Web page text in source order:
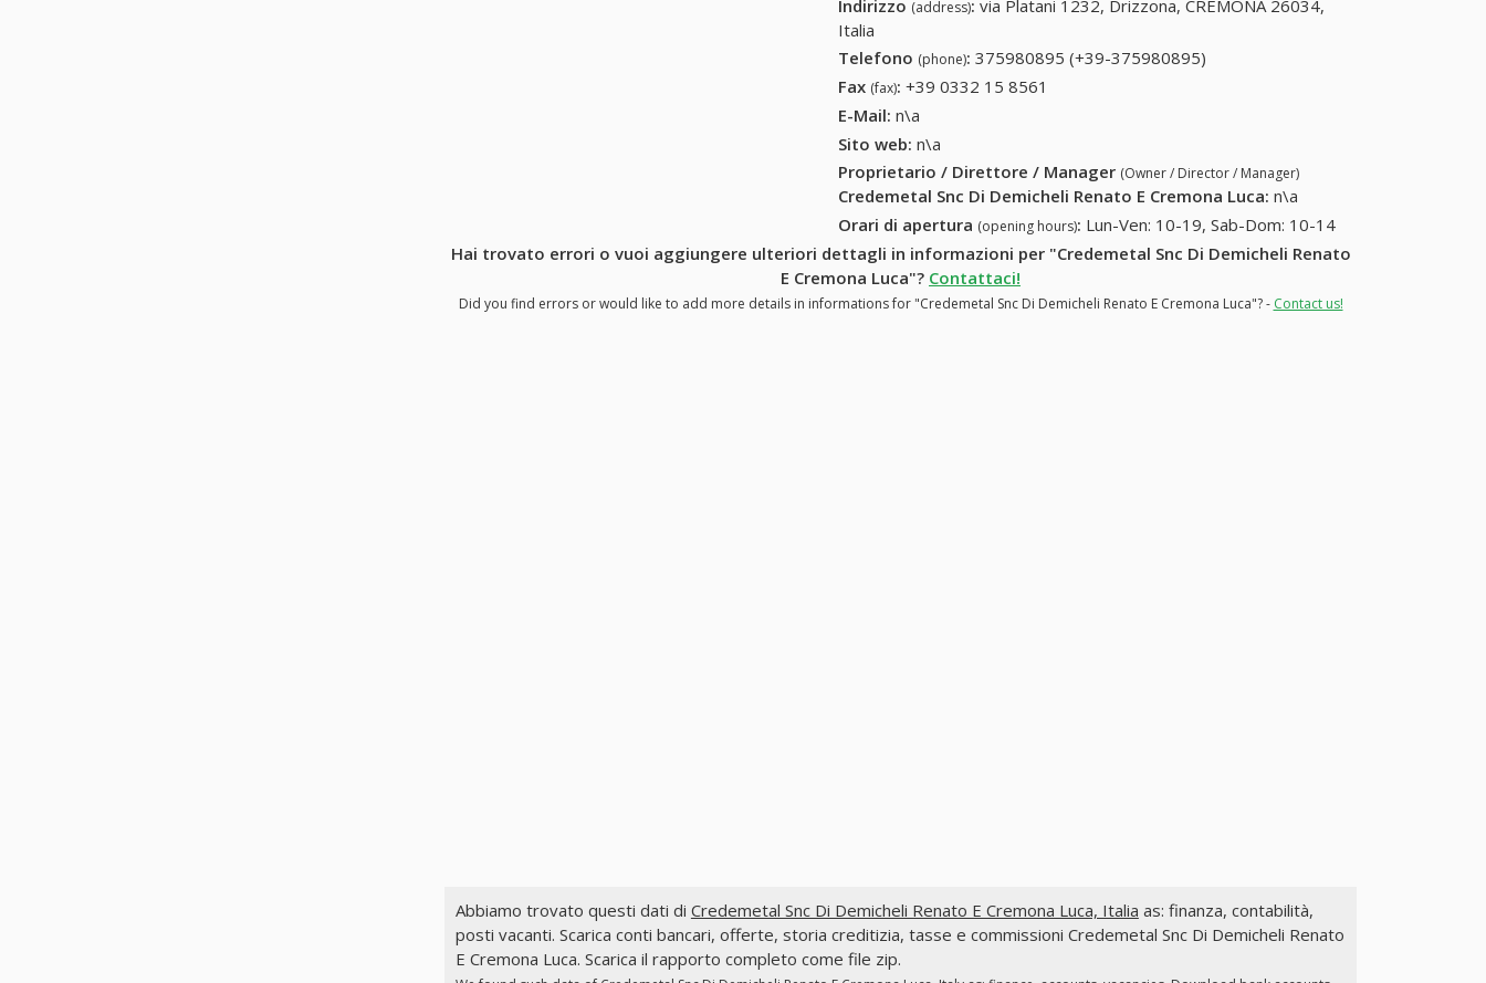
Indirizzo (address): via Platani 1232, Drizzona, CREMONA 26034,
Italia
Telefono (phone): 375980895 (+39-375980895)
Fax (fax): +39 0332 15 8561
E-Mail: n\a
Sito web: n\a
Proprietario / Direttore / Manager (Owner / Director / Manager)
Credemetal Snc Di Demicheli Renato E Cremona Luca: n\a
Orari di apertura (opening hours): Lun-Ven: 10-19, Sab-Dom: 10-14
Hai trovato errori o vuoi aggiungere ulteriori dettagli in informazioni per "Credemetal Snc Di Demicheli Renato
E Cremona Luca"? Contattaci!
Did you find errors or would like to add more details in informations for "Credemetal Snc Di Demicheli Renato E Cremona Luca"? - Contact us!
Abbiamo trovato questi dati di Credemetal Snc Di Demicheli Renato E Cremona Luca, Italia as: finanza, contabilità,
posti vacanti. Scarica conti bancari, offerte, storia creditizia, tasse e commissioni Credemetal Snc Di Demicheli Renato
E Cremona Luca. Scarica il rapporto completo come file zip.